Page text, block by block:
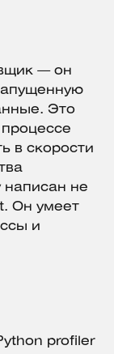
— он
Это
в скорости
написан не
Он умеет
и
profiler